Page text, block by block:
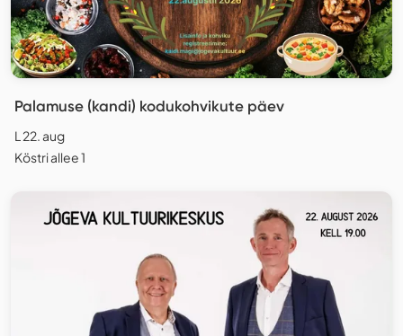
Palamuse (kandi) kodukohvikute päev
L 22. aug
Köstri allee 1